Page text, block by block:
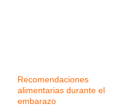
Recomendaciones
alimentarias durante el
embarazo